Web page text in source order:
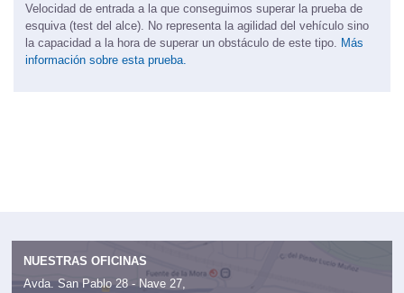
Velocidad de entrada a la que conseguimos superar la prueba de
esquiva (test del alce). No representa la agilidad del vehículo sino
la capacidad a la hora de superar un obstáculo de este tipo. Más
información sobre esta prueba.
NUESTRAS OFICINAS
Avda. San Pablo 28 - Nave 27,